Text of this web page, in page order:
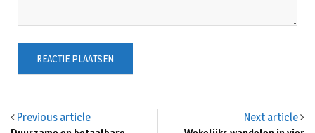
Previous article Next article